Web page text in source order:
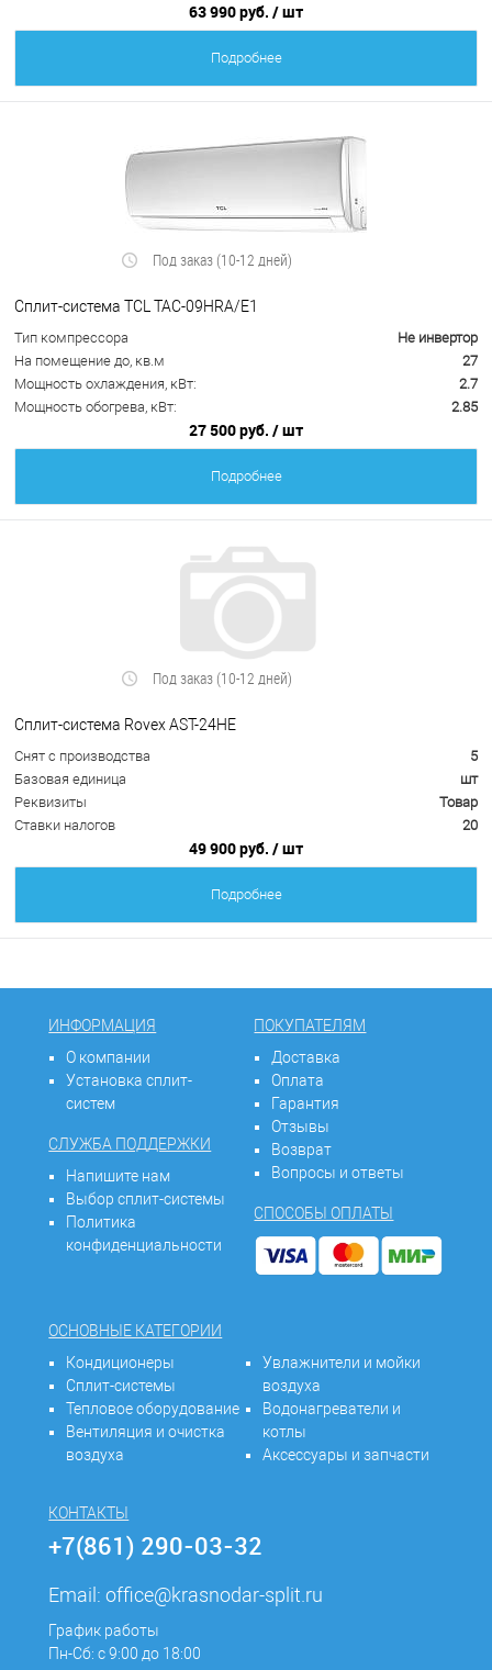
63 990 руб. / шт
Подробнее
Под заказ (10-12 дней)
Сплит-система TCL TAC-09HRA/E1
Тип компрессора
Не инвертор
На помещение до, кв.м
27
Мощность охлаждения, кВт:
2.7
Мощность обогрева, кВт:
2.85
27 500 руб. / шт
Подробнее
Под заказ (10-12 дней)
Сплит-система Rovex AST-24HE
Снят с производства
5
Базовая единица
шт
Реквизиты
Товар
Ставки налогов
20
49 900 руб. / шт
Подробнее
ИНФОРМАЦИЯ
О компании
Установка сплит-
систем
СЛУЖБА ПОДДЕРЖКИ
Напишите нам
Выбор сплит-системы
Политика
конфиденциальности
ПОКУПАТЕЛЯМ
Доставка
Оплата
Гарантия
Отзывы
Возврат
Вопросы и ответы
СПОСОБЫ ОПЛАТЫ
ОСНОВНЫЕ КАТЕГОРИИ
Кондиционеры
Сплит-системы
Тепловое оборудование
Вентиляция и очистка
воздуха
Увлажнители и мойки
воздуха
Водонагреватели и
котлы
Аксессуары и запчасти
КОНТАКТЫ
+7(861) 290-03-32
Email:office@krasnodar-split.ru
График работы
Пн-Сб: с 9:00 до 18:00